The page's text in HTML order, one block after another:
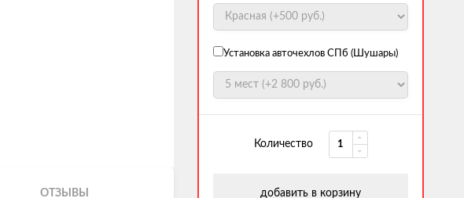
ОТЗЫВЫ
Установка авточехлов СПб (Шушары)
Количество
добавить в корзину